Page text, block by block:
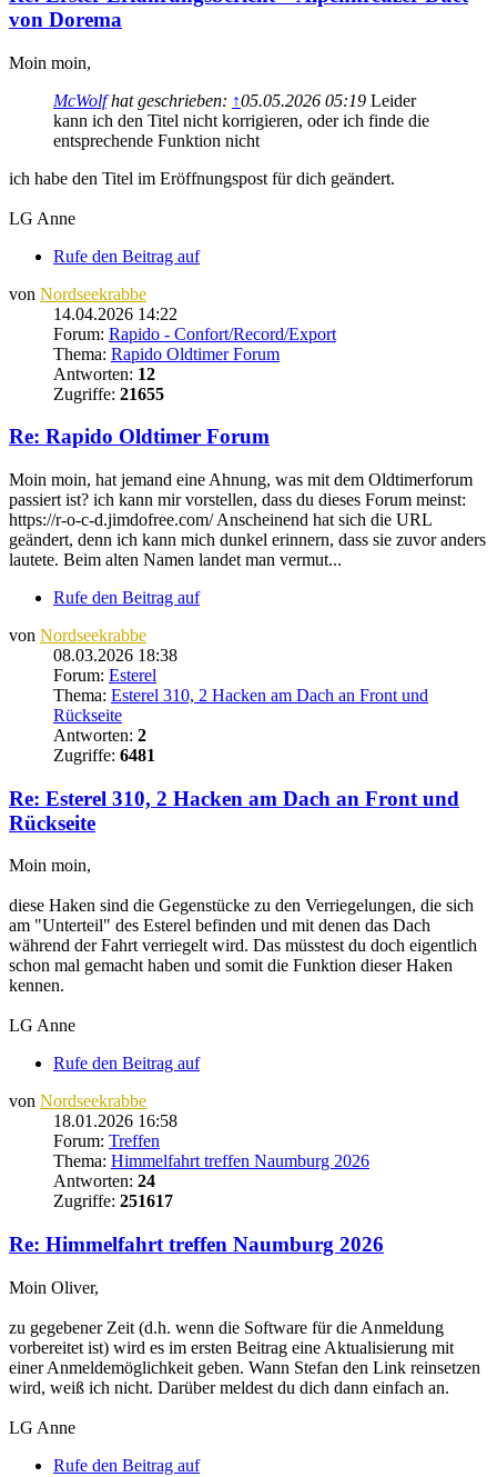
von Dorema
Moin moin,
McWolfhat geschrieben: ↑05.05.2026 05:19 Leider
kann ich den Titel nicht korrigieren, oder ich finde die
entsprechende Funktion nicht
ich habe den Titel im Eröffnungspost für dich geändert.
LG Anne
Rufe den Beitrag auf
von Nordseekrabbe
14.04.2026 14:22
Forum: Rapido - Confort/Record/Export
Thema: Rapido Oldtimer Forum
Antworten: 12
Zugriffe: 21655
Re: Rapido Oldtimer Forum
Moin moin, hat jemand eine Ahnung, was mit dem Oldtimerforum
passiert ist? ich kann mir vorstellen, dass du dieses Forum meinst:
https://r-o-c-d.jimdofree.com/ Anscheinend hat sich die URL
geändert, denn ich kann mich dunkel erinnern, dass sie zuvor anders
lautete. Beim alten Namen landet man vermut...
Rufe den Beitrag auf
von Nordseekrabbe
08.03.2026 18:38
Forum: Esterel
Thema: Esterel 310, 2 Hacken am Dach an Front und
Rückseite
Antworten: 2
Zugriffe: 6481
Re: Esterel 310, 2 Hacken am Dach an Front und
Rückseite
Moin moin,
diese Haken sind die Gegenstücke zu den Verriegelungen, die sich
am "Unterteil" des Esterel befinden und mit denen das Dach
während der Fahrt verriegelt wird. Das müsstest du doch eigentlich
schon mal gemacht haben und somit die Funktion dieser Haken
kennen.
LG Anne
Rufe den Beitrag auf
von Nordseekrabbe
18.01.2026 16:58
Forum: Treffen
Thema: Himmelfahrt treffen Naumburg 2026
Antworten: 24
Zugriffe: 251617
Re: Himmelfahrt treffen Naumburg 2026
Moin Oliver,
zu gegebener Zeit (d.h. wenn die Software für die Anmeldung
vorbereitet ist) wird es im ersten Beitrag eine Aktualisierung mit
einer Anmeldemöglichkeit geben. Wann Stefan den Link reinsetzen
wird, weiß ich nicht. Darüber meldest du dich dann einfach an.
LG Anne
Rufe den Beitrag auf